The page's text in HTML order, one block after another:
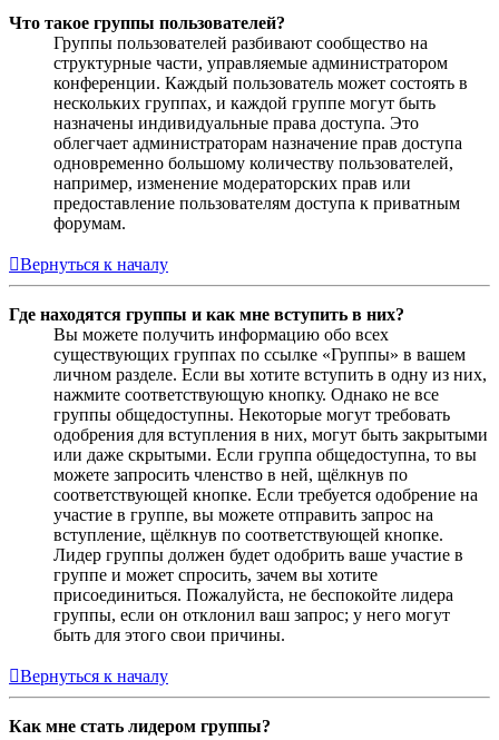
Что такое группы пользователей?
Группы пользователей разбивают сообщество на
структурные части, управляемые администратором
конференции. Каждый пользователь может состоять в
нескольких группах, и каждой группе могут быть
назначены индивидуальные права доступа. Это
облегчает администраторам назначение прав доступа
одновременно большому количеству пользователей,
например, изменение модераторских прав или
предоставление пользователям доступа к приватным
форумам.
Вернуться к началу
Где находятся группы и как мне вступить в них?
Вы можете получить информацию обо всех
существующих группах по ссылке «Группы» в вашем
личном разделе. Если вы хотите вступить в одну из них,
нажмите соответствующую кнопку. Однако не все
группы общедоступны. Некоторые могут требовать
одобрения для вступления в них, могут быть закрытыми
или даже скрытыми. Если группа общедоступна, то вы
можете запросить членство в ней, щёлкнув по
соответствующей кнопке. Если требуется одобрение на
участие в группе, вы можете отправить запрос на
вступление, щёлкнув по соответствующей кнопке.
Лидер группы должен будет одобрить ваше участие в
группе и может спросить, зачем вы хотите
присоединиться. Пожалуйста, не беспокойте лидера
группы, если он отклонил ваш запрос; у него могут
быть для этого свои причины.
Вернуться к началу
Как мне стать лидером группы?